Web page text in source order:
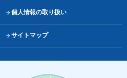
個人情報の取り扱い
サイトマップ